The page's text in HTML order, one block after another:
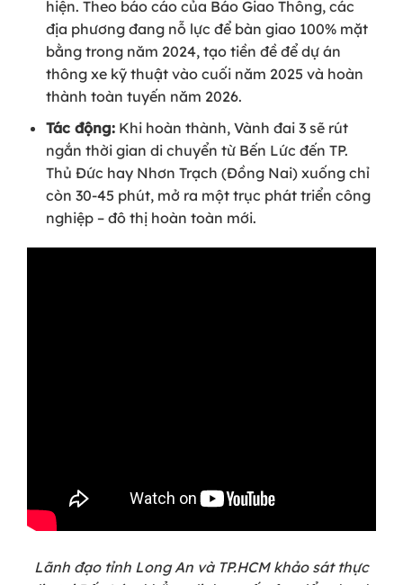
hiện. Theo báo cáo của Báo Giao Thông, các
địa phương đang nỗ lực để bàn giao 100% mặt
bằng trong năm 2024, tạo tiền đề để dự án
thông xe kỹ thuật vào cuối năm 2025 và hoàn
thành toàn tuyến năm 2026.
Tác động:Khi hoàn thành, Vành đai 3 sẽ rút
ngắn thời gian di chuyển từ Bến Lức đến TP.
Thủ Đức hay Nhơn Trạch (Đồng Nai) xuống chỉ
còn 30-45 phút, mở ra một trục phát triển công
nghiệp – đô thị hoàn toàn mới.
Lãnh đạo tỉnh Long An và TP.HCM khảo sát thực